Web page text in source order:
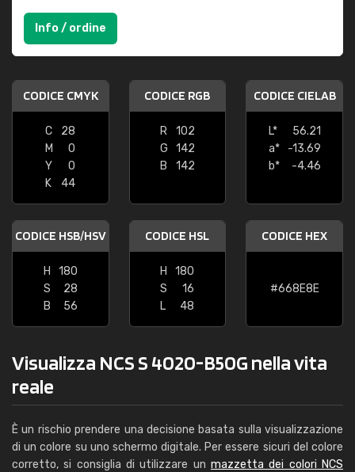
Info / ordine
CODICE CMYK
C
28
M
0
Y
0
K
44
CODICE RGB
R
102
G
142
B
142
CODICE CIELAB
L*
56.21
a*
-13.69
b*
-4.46
CODICE HSB/HSV
H
180
S
28
B
56
CODICE HSL
H
180
S
16
L
48
CODICE HEX
#668E8E
Visualizza NCS S 4020-B50G nella vita
reale
È un rischio prendere una decisione basata sulla visualizzazione
di un colore su uno schermo digitale. Per essere sicuri del colore
corretto, si consiglia di utilizzare un mazzetta dei colori NCS